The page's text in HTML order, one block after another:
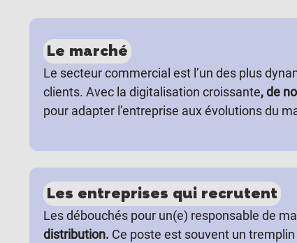
Le marché
Le secteur commercial est l’un des plus
clients. Avec la digitalisation croissante, de
pour adapter l’entreprise aux évolutions du
Les entreprises qui recrutent
Les débouchés pour un(e) responsable de
distribution. Ce poste est souvent un